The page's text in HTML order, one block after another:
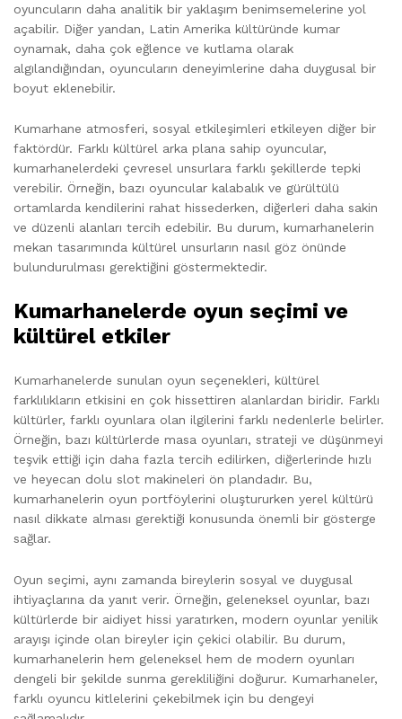
oyuncuların daha analitik bir yaklaşım benimsemelerine yol
açabilir. Diğer yandan, Latin Amerika kültüründe kumar
oynamak, daha çok eğlence ve kutlama olarak
algılandığından, oyuncuların deneyimlerine daha duygusal bir
boyut eklenebilir.
Kumarhane atmosferi, sosyal etkileşimleri etkileyen diğer bir
faktördür. Farklı kültürel arka plana sahip oyuncular,
kumarhanelerdeki çevresel unsurlara farklı şekillerde tepki
verebilir. Örneğin, bazı oyuncular kalabalık ve gürültülü
ortamlarda kendilerini rahat hissederken, diğerleri daha sakin
ve düzenli alanları tercih edebilir. Bu durum, kumarhanelerin
mekan tasarımında kültürel unsurların nasıl göz önünde
bulundurulması gerektiğini göstermektedir.
Kumarhanelerde oyun seçimi ve
kültürel etkiler
Kumarhanelerde sunulan oyun seçenekleri, kültürel
farklılıkların etkisini en çok hissettiren alanlardan biridir. Farklı
kültürler, farklı oyunlara olan ilgilerini farklı nedenlerle belirler.
Örneğin, bazı kültürlerde masa oyunları, strateji ve düşünmeyi
teşvik ettiği için daha fazla tercih edilirken, diğerlerinde hızlı
ve heyecan dolu slot makineleri ön plandadır. Bu,
kumarhanelerin oyun portföylerini oluştururken yerel kültürü
nasıl dikkate alması gerektiği konusunda önemli bir gösterge
sağlar.
Oyun seçimi, aynı zamanda bireylerin sosyal ve duygusal
ihtiyaçlarına da yanıt verir. Örneğin, geleneksel oyunlar, bazı
kültürlerde bir aidiyet hissi yaratırken, modern oyunlar yenilik
arayışı içinde olan bireyler için çekici olabilir. Bu durum,
kumarhanelerin hem geleneksel hem de modern oyunları
dengeli bir şekilde sunma gerekliliğini doğurur. Kumarhaneler,
farklı oyuncu kitlelerini çekebilmek için bu dengeyi